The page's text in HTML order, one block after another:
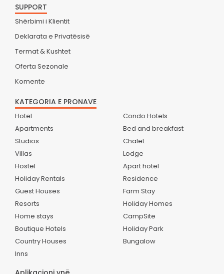
SUPPORT
Shërbimi i Klientit
Deklarata e Privatësisë
Termat & Kushtet
Oferta Sezonale
Komente
KATEGORIA E PRONAVE
Hotel
Apartments
Studios
Villas
Hostel
Holiday Rentals
Guest Houses
Resorts
Home stays
Boutique Hotels
Country Houses
Inns
Condo Hotels
Bed and breakfast
Chalet
Lodge
Apart hotel
Residence
Farm Stay
Holiday Homes
CampSite
Holiday Park
Bungalow